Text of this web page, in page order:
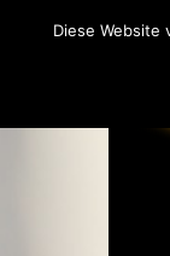
Diese Website